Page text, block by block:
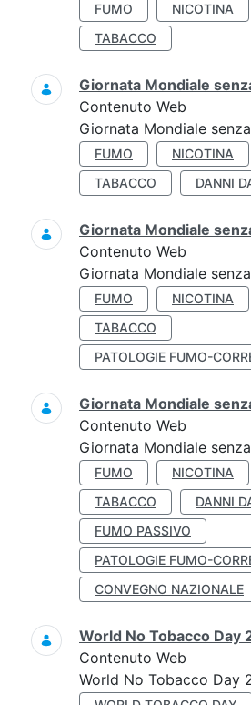
FUMO NICOTINA
TABACCO
Giornata Mondiale
Contenuto Web
Giornata Mondiale
FUMO NICOTINA
TABACCO
DANNI
Giornata Mondiale
Contenuto Web
Giornata Mondiale
FUMO NICOTINA
TABACCO
PATOLOGIE FUMO-
Giornata Mondiale
Contenuto Web
Giornata Mondiale
FUMO NICOTINA
TABACCO
DANNI
FUMO PASSIVO
PATOLOGIE FUMO-
CONVEGNO NAZIONALE
World No Tobacco Day
Contenuto Web
World No Tobacco Day